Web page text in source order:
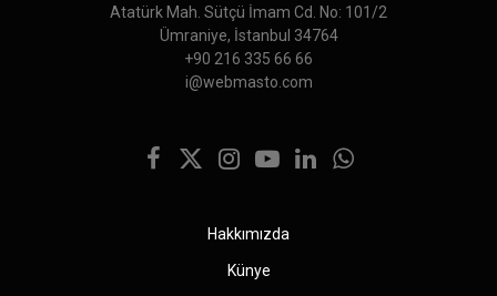
Atatürk Mah. Sütçü İmam Cd. No: 101/2
Ümraniye, İstanbul 34764
+90 216 335 66 66
i@webmasto.com
Facebook
X
Instagram
YouTubeLinkedInWhatsApp
Hakkımızda
Künye